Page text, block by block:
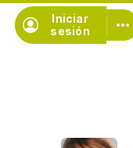
Iniciar
sesión